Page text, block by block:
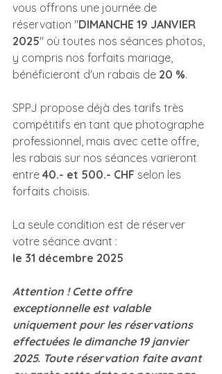
vous offrons une journée de
réservation "DIMANCHE 19 JANVIER
2025" où toutes nos séances photos,
y compris nos forfaits mariage,
bénéficieront d'un rabais de 20 %.
SPPJ propose déjà des tarifs très
compétitifs en tant que photographe
professionnel, mais avec cette offre,
les rabais sur nos séances varieront
entre 40.- et 500.- CHF selon les
forfaits choisis.
La seule condition est de réserver
votre séance avant :
le 31 décembre 2025
Attention ! Cette offre
exceptionnelle est valable
uniquement pour les réservations
effectuées le dimanche 19 janvier
2025. Toute réservation faite avant